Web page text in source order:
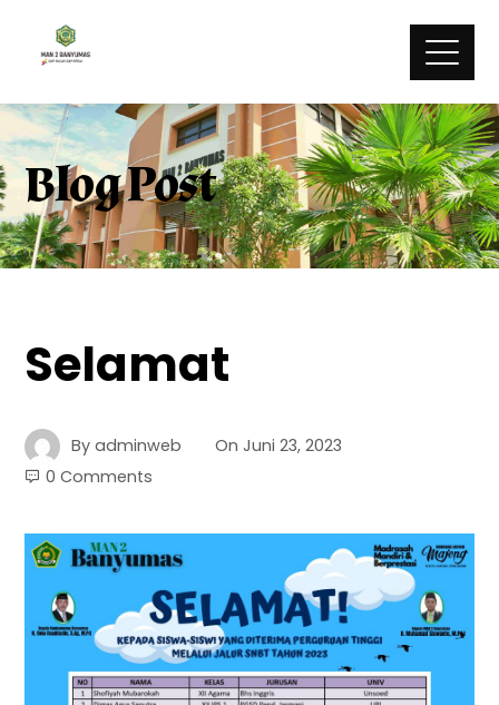
Blog Post
Selamat
Byadminweb OnJuni 23, 2023
0 Comments